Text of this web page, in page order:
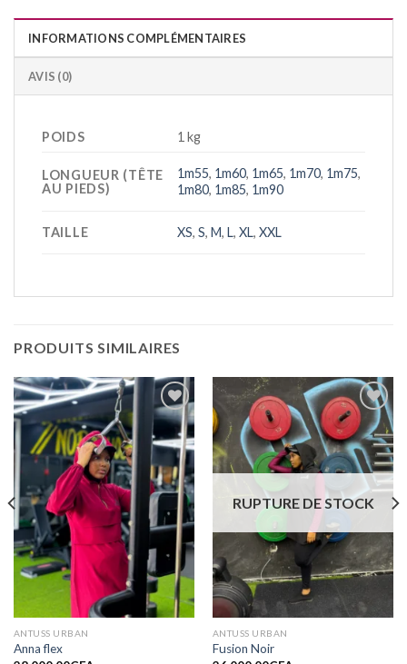
INFORMATIONS COMPLÉMENTAIRES
AVIS (0)
POIDS 1 kg
LONGUEUR (TÊTE
AU PIEDS)
1m55, 1m60, 1m65, 1m70, 1m75,
1m80, 1m85, 1m90
TAILLE XS,S,M,L,XL,XXL
PRODUITS SIMILAIRES
Ajouter
à la liste
souhaits
ANTUSS URBAN
Anna flex
Ajouter
à la liste
de
souhaits
RUPTURE DE STOCK
ANTUSS URBAN
Fusion Noir